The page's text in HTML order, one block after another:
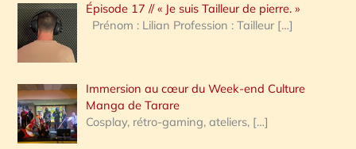
h
e
:
Épisode 17 // « Je suis Tailleur de pierre. »
Prénom : Lilian Profession : Tailleur […]
Immersion au cœur du Week-end Culture
Manga de Tarare
Cosplay, rétro-gaming, ateliers, […]